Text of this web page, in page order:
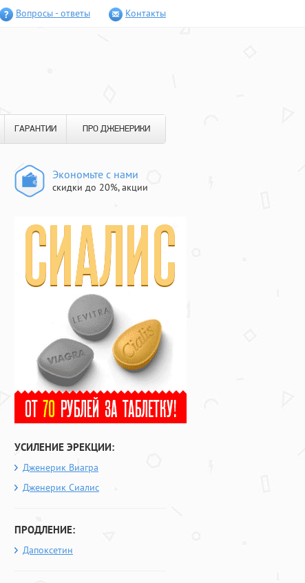
Вопросы - ответы Контакты
ГАРАНТИИ ПРО ДЖЕНЕРИКИ
Экономьте с нами
скидки до 20%, акции
УСИЛЕНИЕ ЭРЕКЦИИ:
Дженерик Виагра
Дженерик Сиалис
ПРОДЛЕНИЕ:
Дапоксетин